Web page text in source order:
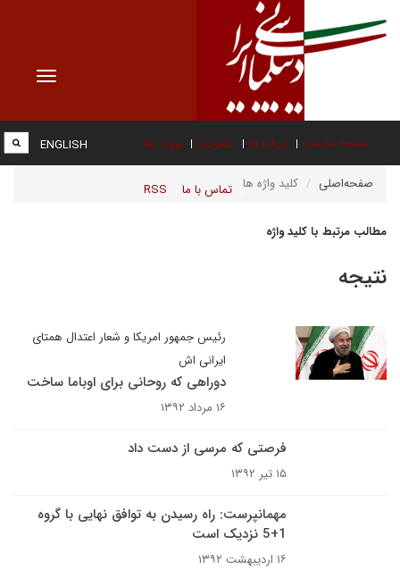
Toggle
صفحه نخست درباره ما عضویت پیوند ها
تماس با ما RSS
ENGLISH
صفحه‌اصلی کلید واژه ها
مطالب مرتبط با کلید واژه
نتیجه
رئیس جمهور امریکا و شعار اعتدال همتای
ایرانی اش
دوراهی که روحانی برای اوباما ساخت
۱۶ مرداد ۱۳۹۲
فرصتی که مرسی از دست داد
۱۵ تیر ۱۳۹۲
مهمانپرست: راه رسیدن به توافق نهایی با گروه
1+5 نزدیک است
۱۶ اردیبهشت ۱۳۹۲